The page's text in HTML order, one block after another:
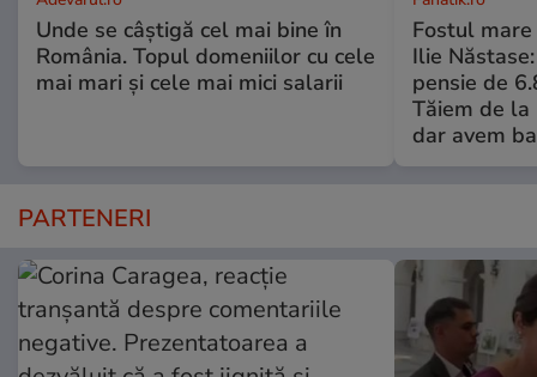
Unde se câștigă cel mai bine în
România. Topul domeniilor cu cele
mai mari și cele mai mici salarii
Fostul
Ilie
pensie de
Tăiem de la
dar avem
PARTENERI